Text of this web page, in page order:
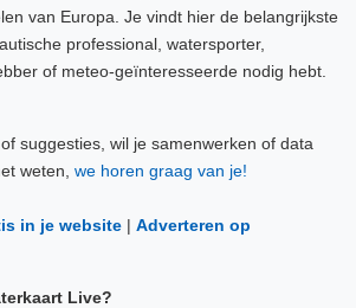
van Europa. Je vindt hier de belangrijkste
professional, watersporter,
of meteo-geïnteresseerde nodig hebt.
suggesties, wil je samenwerken of data
weten, we horen graag van je!
in je website | Adverteren op
Live?